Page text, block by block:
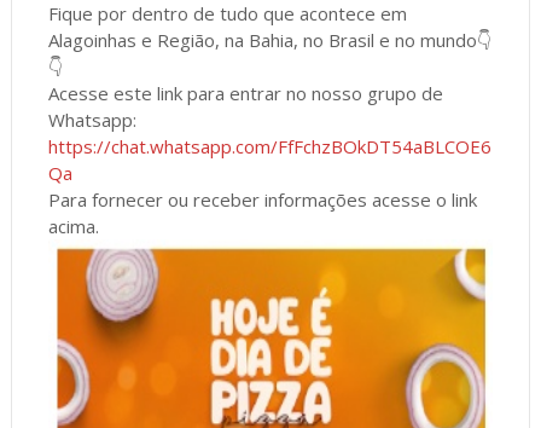
Fique por dentro de tudo que acontece em
Alagoinhas e Região, na Bahia, no Brasil e no mundo👇
👇
Acesse este link para entrar no nosso grupo de
Whatsapp:
https://chat.whatsapp.com/FfFchzBOkDT54aBLCOE6
Qa
Para fornecer ou receber informações acesse o link
acima.